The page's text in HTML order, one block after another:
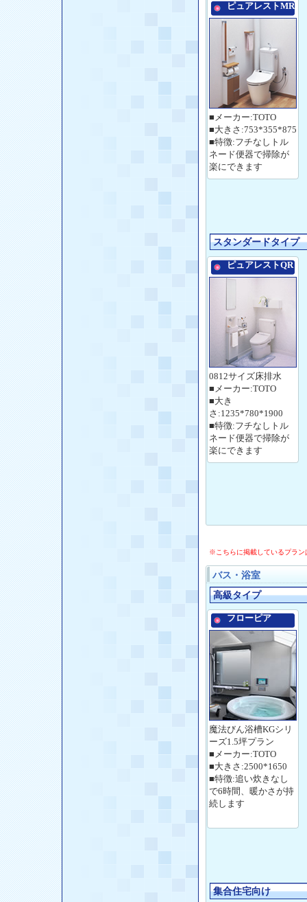
ピュアレストMR
■メーカー:TOTO
■大きさ:753*355*875
■特徴:フチなしトル
ネード便器で掃除が
楽にできます
スタンダードタイプ
ピュアレストQR
0812サイズ床排水
■メーカー:TOTO
■大き
さ:1235*780*1900
■特徴:フチなしトル
ネード便器で掃除が
楽にできます
※こちらに掲載しているプラン
バス・浴室
高級タイプ
フローピア
魔法びん浴槽KGシリ
ーズ1.5坪プラン
■メーカー:TOTO
■大きさ:2500*1650
■特徴:追い炊きなし
で6時間、暖かさが持
続します
集合住宅向け